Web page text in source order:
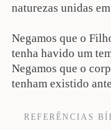
naturezas unidas
Negamos que o
tenha havido um
Negamos que o
tenham existido
REFERÊNCIAS